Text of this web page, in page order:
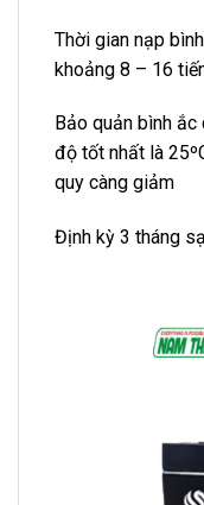
Thời gian nạp
khoảng 8 – 16
Bảo quản bình
độ tốt nhất là
quy càng giảm
Định kỳ 3 tháng